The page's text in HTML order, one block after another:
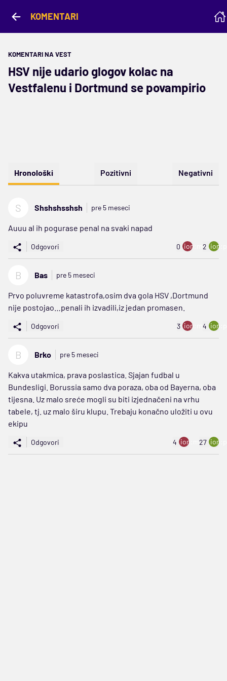
KOMENTARI
KOMENTARI NA VEST
HSV nije udario glogov kolac na
Vestfalenu i Dortmund se povampirio
Hronološki Pozitivni Negativni
S Shshshsshsh pre 5 meseci
Auuu al ih pogurase penal na svaki napad
Odgovori 0 ion:minus
2
B Bas pre 5 meseci
Prvo poluvreme katastrofa,osim dva gola HSV ,Dortmund
nije postojao…penali ih izvadili,iz jedan promasen.
Odgovori 3 ion:minus
4
B Brko pre 5 meseci
Kakva utakmica, prava poslastica. Sjajan fudbal u
Bundesligi. Borussia samo dva poraza, oba od Bayerna, oba
tijesna. Uz malo sreće mogli su biti izjednačeni na vrhu
tabele, tj. uz malo širu klupu. Trebaju konačno uložiti u ovu
ekipu
Odgovori 4 ion:minus
27